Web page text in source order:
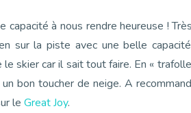
capacité à nous rendre heureuse !
sur la piste avec une belle
skier car il sait tout faire. En «
bon toucher de neige. A
le Great Joy.